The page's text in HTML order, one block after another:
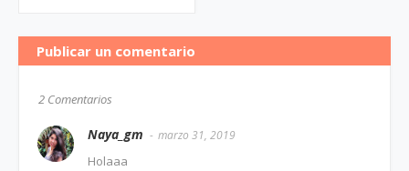
Publicar un comentario
2 Comentarios
Naya_gm marzo 31, 2019
Holaaa